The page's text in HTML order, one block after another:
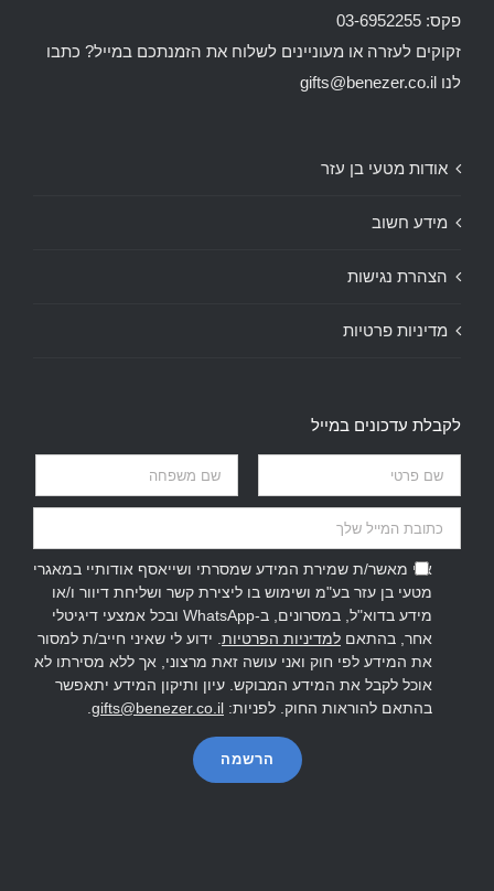
פקס: 03-6952255
זקוקים לעזרה או מעוניינים לשלוח את הזמנתכם במייל? כתבו
לנו gifts@benezer.co.il
אודות מטעי בן עזר
מידע חשוב
הצהרת נגישות
מדיניות פרטיות
לקבלת עדכונים במייל
אני מאשר/ת שמירת המידע שמסרתי ושייאסף אודותיי במאגרי
מטעי בן עזר בע"מ ושימוש בו ליצירת קשר ושליחת דיוור ו/או
מידע בדוא"ל, במסרונים, ב-WhatsApp ובכל אמצעי דיגיטלי
אחר, בהתאם למדיניות הפרטיות . ידוע לי שאיני חייב/ת למסור
את המידע לפי חוק ואני עושה זאת מרצוני, אך ללא מסירתו לא
אוכל לקבל את המידע המבוקש. עיון ותיקון המידע יתאפשר
בהתאם להוראות החוק. לפניות: gifts@benezer.co.il